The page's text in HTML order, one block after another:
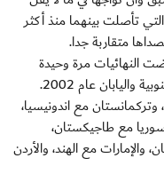
التي تأصلت بينهما منذ أكثر
متقاربة جدا.
النهائيات مرة وحيدة
عام 2002.
مع اندونيسيا،
مع طاجيكستان،
مع الهند، والأردن